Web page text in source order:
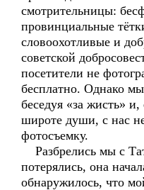
смотрительницы:
провинциальные
словоохотливые и
советской
посетители не
бесплатно. Однако
беседуя «за жисть»
широте души, с нас
фотосъемку.
Разбрелись мы с
потерялись, она
обнаружилось, что